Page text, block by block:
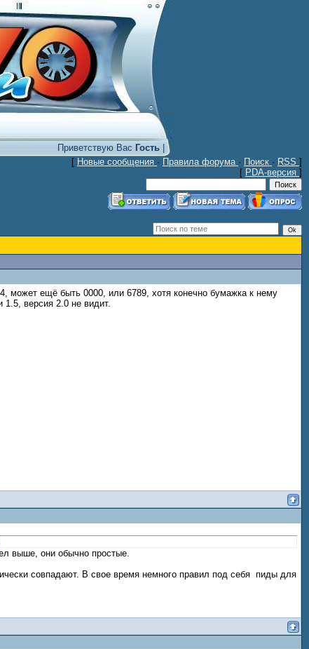
Приветствую Вас Гость|
[ Новые сообщения · Правила форума · Поиск · RSS ]
[ PDA-версия ]
может ещё быть 0000, или 6789, хотя конечно бумажка к нему
версия 2.0 не видит.
выше, они обычно простые.
совпадают. В свое время немного правил под себя пиды для